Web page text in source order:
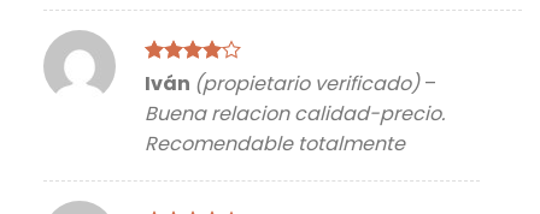
Valorado
de
5
Iván (propietario verificado) –
Buena relacion calidad-precio.
Recomendable totalmente